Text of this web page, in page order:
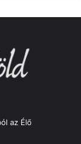
az Élő